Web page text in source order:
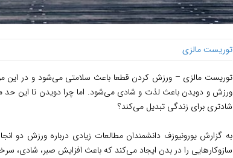
توریست مالزی
توریست مالزی – ورزش کردن قطعا باعث سلامتی می‌شود و در
ورزش و دویدن باعث لذت و شادی می‌شود. اما چرا دویدن تا این حد
شادتری برای زندگی تبدیل می‌کند؟
به گزارش یورونیوزف دانشمندان مطالعات زیادی درباره ورزش دو
سازوکارهایی را در بدن ایجاد می‌کند که باعث افزایش صبر، شادی،